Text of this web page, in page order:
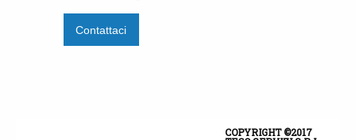
Contattaci
COPYRIGHT ©2017